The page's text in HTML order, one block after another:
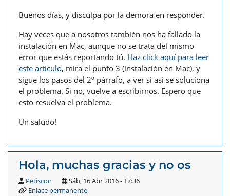
Buenos días, y disculpa por la demora en responder.
Hay veces que a nosotros también nos ha fallado la
instalación en Mac, aunque no se trata del mismo
error que estás reportando tú. Haz click aquí para leer
este artículo, mira el punto 3 (instalación en Mac), y
sigue los pasos del 2º párrafo, a ver si así se soluciona
el problema. Si no, vuelve a escribirnos. Espero que
esto resuelva el problema.
Un saludo!
Hola, muchas gracias y no os
Petiscon
Sáb, 16 Abr 2016 - 17:36
Enlace permanente